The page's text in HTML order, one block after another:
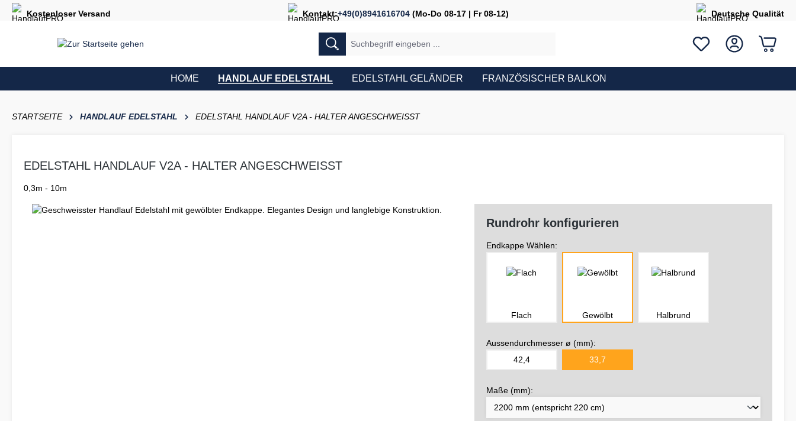
springen Zur Hauptnavigation springen
Kostenloser Versand Kontakt:+49(0)8941616704(Mo-Do 08-17 | Fr 08-12) Deutsche Qualität
HOME HANDLAUF EDELSTAHL EDELSTAHL GELÄNDER FRANZÖSISCHER BALKON
STARTSEITE HANDLAUF EDELSTAHL EDELSTAHL HANDLAUF V2A - HALTER ANGESCHWEISST
EDELSTAHL HANDLAUF V2A - HALTER ANGESCHWEISST
0,3m - 10m
Rundrohr konfigurieren
Endkappe Wählen:
Flach Gewölbt Halbrund
Aussendurchmesser ø (mm):
42,4
33,7
Maße (mm):